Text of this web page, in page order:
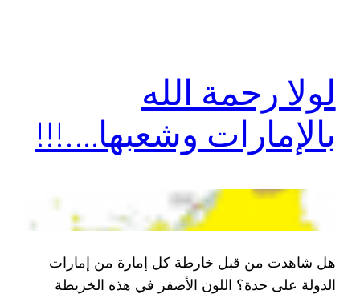
لولا رحمة الله
بالإمارات وشعبها….!!!
هل شاهدت من قبل خارطة كل إمارة من إمارات
الدولة على حدة؟ اللون الأصفر في هذه الخريطة